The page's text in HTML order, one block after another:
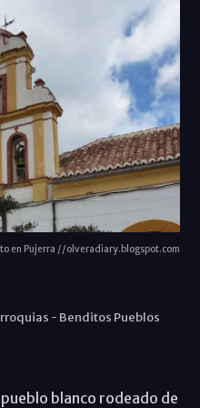
en Pujerra //olveradiary.blogspot.com
- Benditos Pueblos
blanco rodeado de